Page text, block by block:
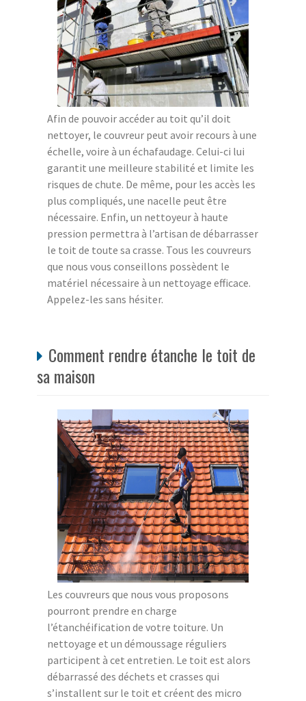
Afin de pouvoir accéder au toit qu’il doit
nettoyer, le couvreur peut avoir recours à une
échelle, voire à un échafaudage. Celui-ci lui
garantit une meilleure stabilité et limite les
risques de chute. De même, pour les accès les
plus compliqués, une nacelle peut être
nécessaire. Enfin, un nettoyeur à haute
pression permettra à l’artisan de débarrasser
le toit de toute sa crasse. Tous les couvreurs
que nous vous conseillons possèdent le
matériel nécessaire à un nettoyage efficace.
Appelez-les sans hésiter.
Comment rendre étanche le toit de
sa maison
Les couvreurs que nous vous proposons
pourront prendre en charge
l’étanchéification de votre toiture. Un
nettoyage et un démoussage réguliers
participent à cet entretien. Le toit est alors
débarrassé des déchets et crasses qui
s’installent sur le toit et créent des micro